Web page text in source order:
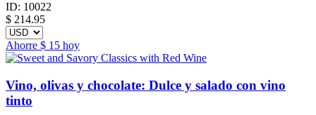
ID: 10022
$ 214.95
Ahorre $ 15 hoy
Vino, olivas y chocolate: Dulce y salado con vino
tinto